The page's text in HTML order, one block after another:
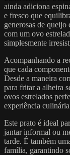
ainda adiciona
e fresco que
generosas de
com um ovo
simplesmente
Acompanhando a
que cada
Desde a maneira
para fritar a alheira
ovos estrelados
experiência
Este prato é ideal
jantar informal ou
tarde. É também
família, garantindo